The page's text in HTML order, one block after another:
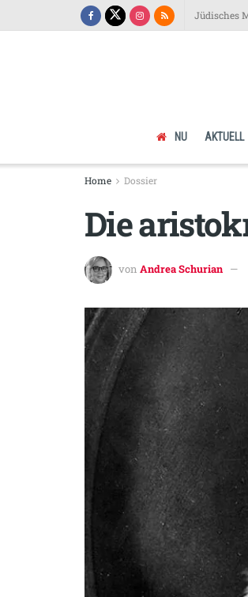
Jüdisches
NU AKTUELL
Home Dossier
Die
von Andrea Schurian